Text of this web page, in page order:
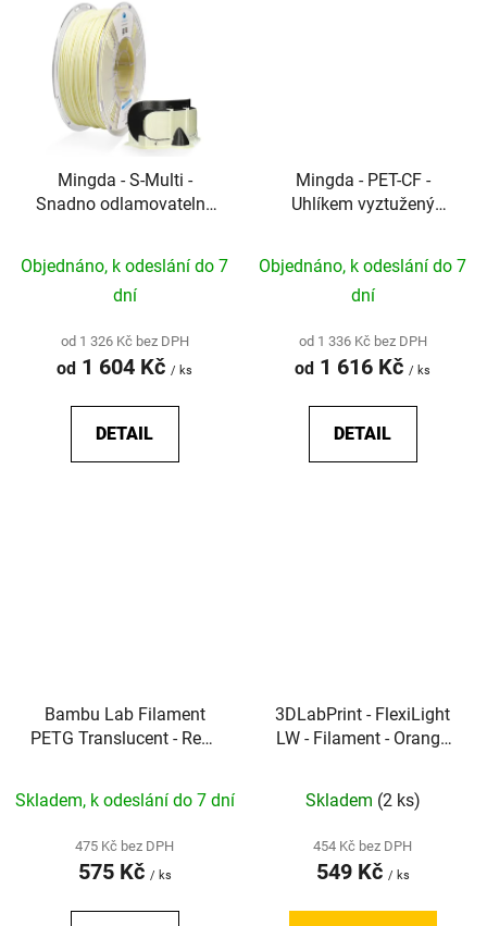
Mingda - S-Multi -
Snadno odlamovatelný
Objednáno, k odeslání do 7
dní
od 1 326 Kč bez DPH
od 1 604 Kč / ks
DETAIL
Mingda - PET-CF -
Uhlíkem vyztužený
díly
Objednáno, k odeslání do 7
dní
od 1 336 Kč bez DPH
od 1 616 Kč / ks
DETAIL
Bambu Lab Filament
PETG Translucent - Refill
Skladem, k odeslání do 7 dní
475 Kč bez DPH
575 Kč / ks
3DLabPrint - FlexiLight
LW - Filament - Orange
Skladem (2 ks)
454 Kč bez DPH
549 Kč / ks